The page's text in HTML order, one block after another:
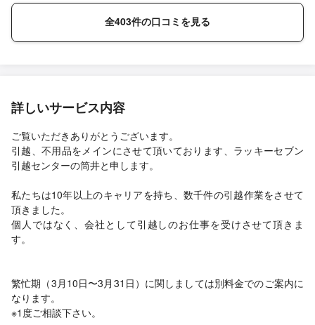
全403件の口コミを見る
詳しいサービス内容
ご覧いただきありがとうございます。
引越、不用品をメインにさせて頂いております、ラッキーセブン
引越センターの筒井と申します。
私たちは10年以上のキャリアを持ち、数千件の引越作業をさせて
頂きました。
個人ではなく、会社として引越しのお仕事を受けさせて頂きま
す。
繁忙期（3月10日〜3月31日）に関しましては別料金でのご案内に
なります。
※1度ご相談下さい。